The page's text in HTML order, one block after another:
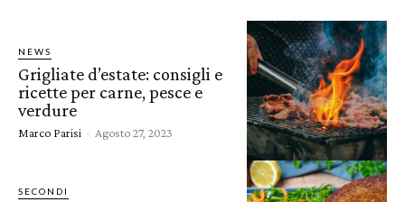
NEWS
Grigliate d’estate: consigli e
ricette per carne, pesce e
verdure
Marco Parisi - Agosto 27, 2023
SECONDI